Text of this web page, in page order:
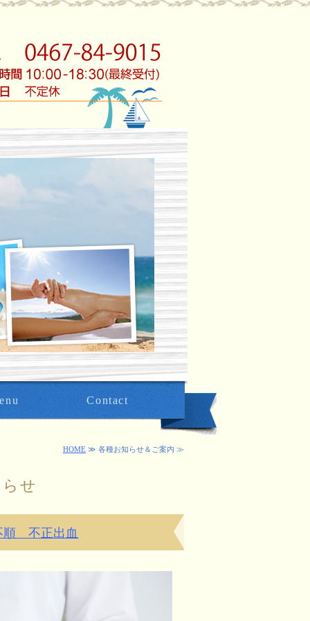
Contact
HOME ≫ 各種お知らせ＆ご案内 ≫
せ
不正出血